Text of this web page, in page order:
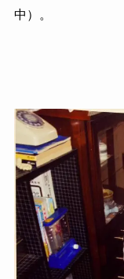
中）。